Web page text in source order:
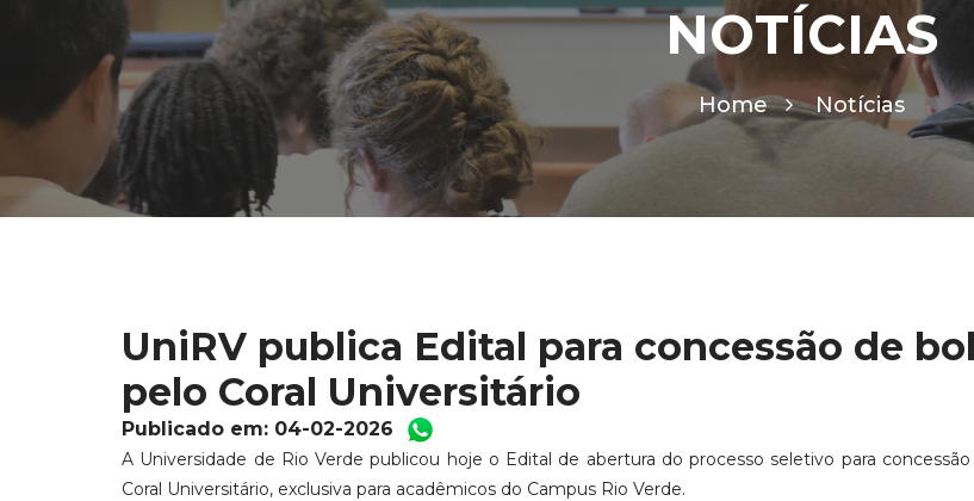
NOTÍCIAS
Home Notícias
UniRV publica Edital para concessão de
pelo Coral Universitário
Publicado em: 04-02-2026
A Universidade de Rio Verde publicou hoje o Edital de abertura do processo seletivo para
Coral Universitário, exclusiva para acadêmicos do Campus Rio Verde.